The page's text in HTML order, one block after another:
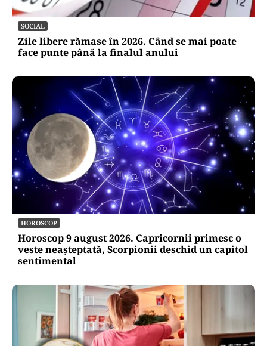
SOCIAL
Zile libere rămase în 2026. Când se mai poate
face punte până la finalul anului
HOROSCOP
Horoscop 9 august 2026. Capricornii primesc o
veste neașteptată, Scorpionii deschid un capitol
sentimental